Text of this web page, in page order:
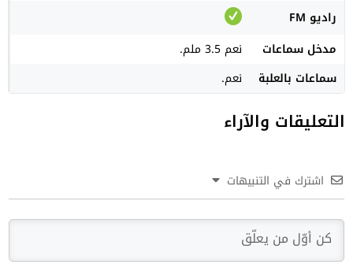
راديو FM
مدخل سماعات
نعم 3.5 ملم.
سماعات بالعلبة
نعم.
التعليقات والآراء
اشترك في التنبيهات